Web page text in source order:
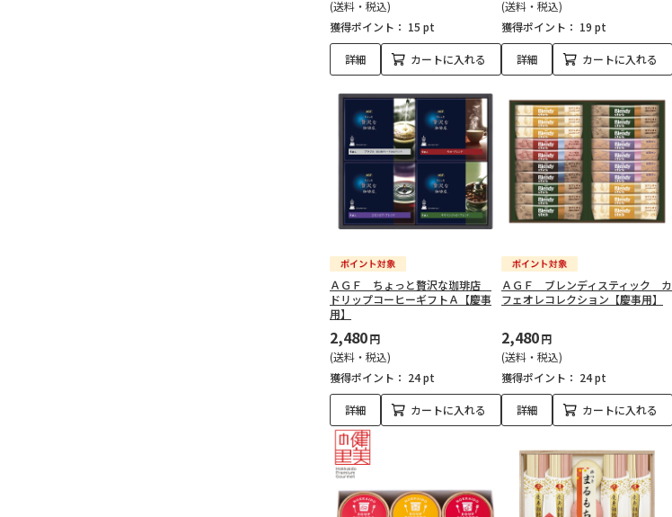
(送料・税込)
獲得ポイント： 15 pt
詳細 カートに入れる
(送料・税込)
獲得ポイント： 19 pt
詳細 カートに入れる
ＡＧＦ ちょっと贅沢な珈琲店
ドリップコーヒーギフトＡ【慶事
用】
2,480円
(送料・税込)
獲得ポイント： 24 pt
詳細 カートに入れる
ＡＧＦ ブレンディスティック カ
フェオレコレクション【慶事用】
2,480円
(送料・税込)
獲得ポイント： 24 pt
詳細 カートに入れる